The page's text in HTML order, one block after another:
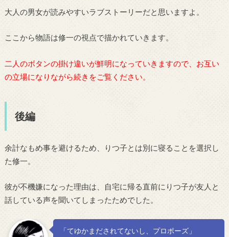
大人の男女が読みやすいラブストーリーだと思いますよ。
ここから物語は修一の視点で描かれていきます。
二人のボタンの掛け違いが鮮明になっていきますので、お互い
の立場になりながら続きをご覧ください。
後編
余計なもめ事を避けるため、りつ子とは別に寝ることを選択し
た修一。
彼が不機嫌になった理由は、自宅に帰る直前にりつ子が友人と
話している声を聞いてしまったためでした。
「てゆかまだされてないし、プロポーズ」